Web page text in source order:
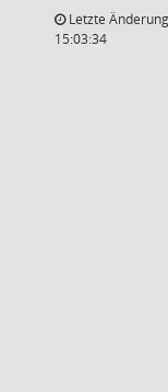
Letzte
15:03:34